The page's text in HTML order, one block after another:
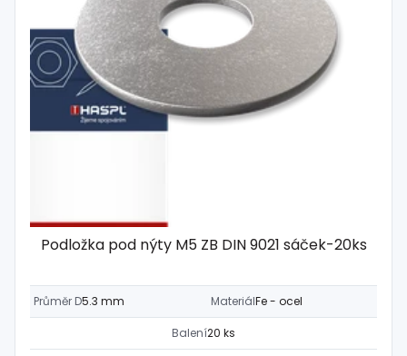
Podložka pod nýty M5 ZB DIN 9021 sáček-20ks
Průměr D5.3 mm MateriálFe - ocel
Balení20 ks